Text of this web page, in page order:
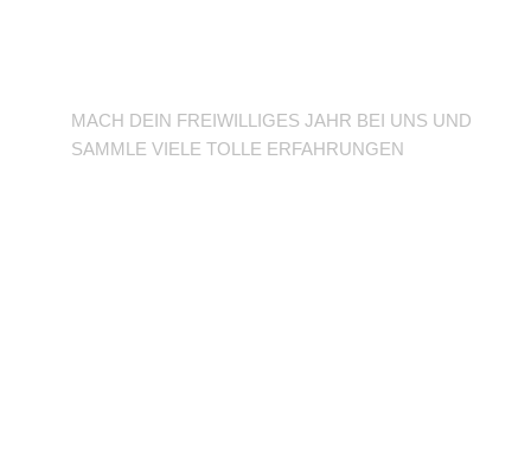
MACH DEIN FREIWILLIGES JAHR BEI UNS UND
SAMMLE VIELE TOLLE ERFAHRUNGEN